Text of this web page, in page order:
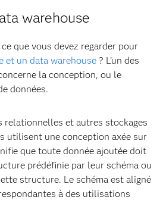
warehouse
que vous devez regarder pour
et un data warehouse? L'un des
la conception, ou le
données.
relationnelles et autres stockages
utilisent une conception axée sur
que toute donnée ajoutée doit
prédéfinie par leur schéma ou
structure. Le schéma est aligné
à des utilisations